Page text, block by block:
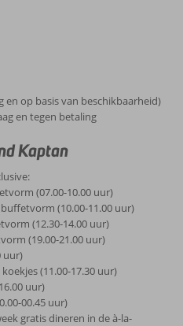
en op basis van beschikbaarheid)
en tegen betaling
Kaptan
(07.00-10.00 uur)
(10.00-11.00 uur)
(12.30-14.00 uur)
(19.00-21.00 uur)
uur)
(11.00-17.30 uur)
uur)
00.45 uur)
gratis dineren in de à-la-